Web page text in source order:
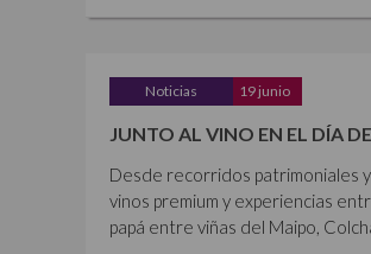
Noticias 19 junio
JUNTO AL VINO EN EL DÍA
Desde recorridos patrimoniales
vinos premium y experiencias
papá entre viñas del Maipo,